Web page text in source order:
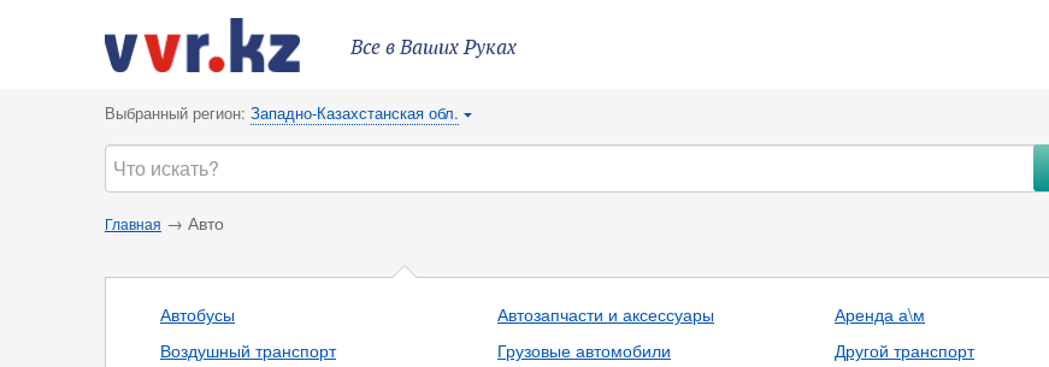
Все в Ваших Руках
Выбранный регион: Западно-Казахстанская обл. {
Главная → Авто
Автобусы
Воздушный транспорт
Автозапчасти и аксессуары
Грузовые автомобили
Аренда а\м
Другой транспорт